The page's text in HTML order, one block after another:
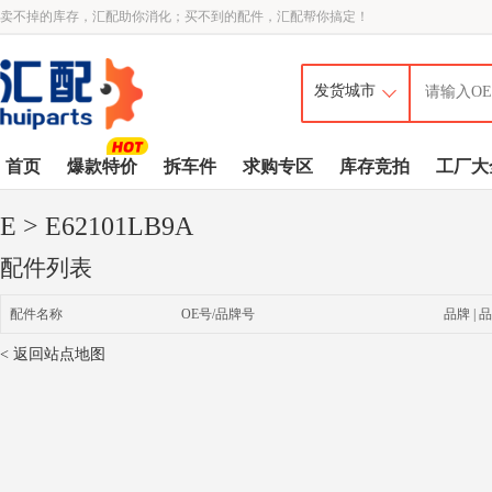
卖不掉的库存，汇配助你消化；买不到的配件，汇配帮你搞定！
首页 爆款特价 拆车件 求购专区 库存竞拍 工厂大
E > E62101LB9A
配件列表
配件名称 OE号/品牌号 品牌 |
< 返回站点地图